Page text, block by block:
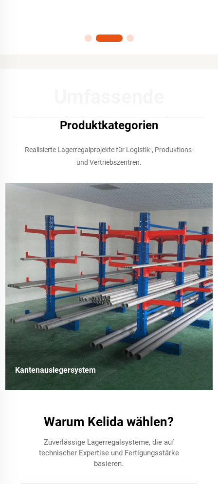
Produktkategorien
Produktkategorien
Realisierte Lagerregalprojekte für Logistik-, Produktions-
und Vertriebszentren.
Kantenauslegersystem
Warum Kelida wählen?
Zuverlässige Lagerregalsysteme, die auf
technischer Expertise und Fertigungsstärke
basieren.